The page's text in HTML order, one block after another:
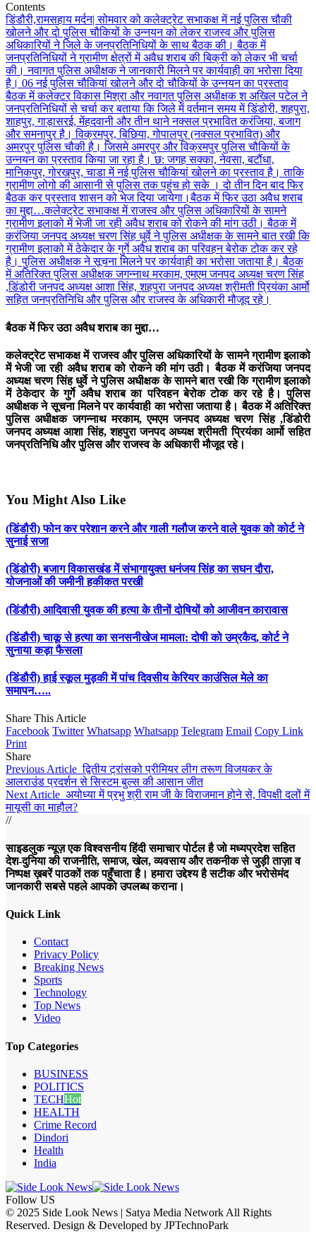
Contents
डिंडौरी,रामसहाय मर्दन| सोमवार को कलेक्ट्रेट सभाकक्ष में नई पुलिस चौकी
खोलने और दो पुलिस चौकियों के उन्नयन को लेकर राजस्व और पुलिस
अधिकारियों ने जिले के जनप्रतिनिधियों के साथ बैठक की। बैठक में
जनप्रतिनिधियों ने ग्रामीण क्षेत्रों में अवैध शराब की बिक्री को लेकर भी चर्चा
की। नवागत पुलिस अधीक्षक ने जानकारी मिलने पर कार्यवाही का भरोसा दिया
है। 06 नई पुलिस चौकियां खोलने और दो चौकियों के उन्नयन का प्रस्ताव
बैठक में कलेक्टर विकास मिश्रा और नवागत पुलिस अधीक्षक श अखिल पटेल ने
जनप्रतिनिधियों से चर्चा कर बताया कि जिले में वर्तमान समय में डिंडोरी, शहपुरा,
शाहपुर, गाड़ासरई, मेंहदवानी और तीन थाने नक्सल प्रभावित करंजिया, बजाग
और समनापुर है। विक्रमपुर, बिछिया, गोपालपुर (नक्सल प्रभावित) और
अमरपुर पुलिस चौकी है। जिसमे अमरपुर और विक्रमपुर पुलिस चौकियों के
उन्नयन का प्रस्ताव किया जा रहा है। छ: जगह सक्का, नेवसा, बटौंधा,
मानिकपुर, गोरखपुर, चाडा में नई पुलिस चौकियां खोलने का प्रस्ताव है। ताकि
ग्रामीण लोगो की आसानी से पुलिस तक पहुंच हो सके । दो तीन दिन बाद फिर
बैठक कर प्रस्ताव शासन को भेज दिया जायेगा।बैठक में फिर उठा अवैध शराब
का मुद्दा…कलेक्ट्रेट सभाकक्ष में राजस्व और पुलिस अधिकारियों के सामने
ग्रामीण इलाको में भेजी जा रही अवैध शराब को रोकने की मांग उठी। बैठक में
करंजिया जनपद अध्यक्ष चरण सिंह धुर्वे ने पुलिस अधीक्षक के सामने बात रखी कि
ग्रामीण इलाको में ठेकेदार के गुर्गे अवैध शराब का परिवहन बेरोक टोक कर रहे
है। पुलिस अधीक्षक ने सूचना मिलने पर कार्यवाही का भरोसा जताया है। बैठक
में अतिरिक्त पुलिस अधीक्षक जगन्नाथ मरकाम, एमएम जनपद अध्यक्ष चरण सिंह
,डिंडोरी जनपद अध्यक्ष आशा सिंह, शहपुरा जनपद अध्यक्ष श्रीमती प्रियंका आर्मो
सहित जनप्रतिनिधि और पुलिस और राजस्व के अधिकारी मौजूद रहे।
बैठक में फिर उठा अवैध शराब का मुद्दा…
कलेक्ट्रेट सभाकक्ष में राजस्व और पुलिस अधिकारियों के सामने ग्रामीण इलाको
में भेजी जा रही अवैध शराब को रोकने की मांग उठी। बैठक में करंजिया जनपद
अध्यक्ष चरण सिंह धुर्वे ने पुलिस अधीक्षक के सामने बात रखी कि ग्रामीण इलाको
में ठेकेदार के गुर्गे अवैध शराब का परिवहन बेरोक टोक कर रहे है। पुलिस
अधीक्षक ने सूचना मिलने पर कार्यवाही का भरोसा जताया है। बैठक में अतिरिक्त
पुलिस अधीक्षक जगन्नाथ मरकाम, एमएम जनपद अध्यक्ष चरण सिंह ,डिंडोरी
जनपद अध्यक्ष आशा सिंह, शहपुरा जनपद अध्यक्ष श्रीमती प्रियंका आर्मो सहित
जनप्रतिनिधि और पुलिस और राजस्व के अधिकारी मौजूद रहे।
You Might Also Like
(डिंडौरी) फोन कर परेशान करने और गाली गलौज करने वाले युवक को कोर्ट ने
सुनाई सजा
(डिंडोरी) बजाग विकासखंड में संभागायुक्त धनंजय सिंह का सघन दौरा,
योजनाओं की जमीनी हकीकत परखी
(डिंडौरी) आदिवासी युवक की हत्या के तीनों दोषियों को आजीवन कारावास
(डिंडौरी) चाकू से हत्या का सनसनीखेज मामला: दोषी को उम्रकैद, कोर्ट ने
सुनाया कड़ा फैसला
(डिंडौरी) हाई स्कूल मुड़की में पांच दिवसीय केरियर काउंसिल मेले का
समापन…..
Share This Article
Facebook Twitter Whatsapp Whatsapp Telegram Email Copy Link
Print
Share
Previous Article द्वितीय ट्रांसको प्रीमियर लीग तरूण विजयकर के
आलराउंड प्रदर्शन से सिस्टम बुल्स की आसान जीत
Next Article अयोध्या में प्रभु श्री राम जी के विराजमान होने से, विपक्षी दलों में
मायूसी का माहौल?
//
साइडलुक न्यूज़ एक विश्वसनीय हिंदी समाचार पोर्टल है जो मध्यप्रदेश सहित
देश-दुनिया की राजनीति, समाज, खेल, व्यवसाय और तकनीक से जुड़ी ताज़ा व
निष्पक्ष ख़बरें पाठकों तक पहुँचाता है। हमारा उद्देश्य है सटीक और भरोसेमंद
जानकारी सबसे पहले आपको उपलब्ध कराना।
Quick Link
Contact
Privacy Policy
Breaking News
Sports
Technology
Top News
Video
Top Categories
BUSINESS
POLITICS
TECHHot
HEALTH
Crime Record
Dindori
Health
India
Follow US
© 2025 Side Look News | Satya Media Network All Rights
Reserved. Design & Developed by JPTechnoPark